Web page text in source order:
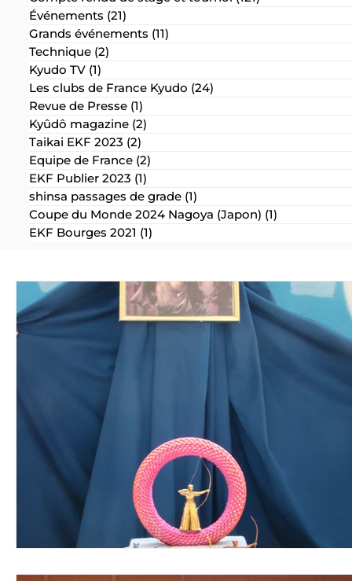
Événements (21)
Grands événements (11)
Technique (2)
Kyudo TV (1)
Les clubs de France Kyudo (24)
Revue de Presse (1)
Kyûdô magazine (2)
Taikai EKF 2023 (2)
Equipe de France (2)
EKF Publier 2023 (1)
shinsa passages de grade (1)
Coupe du Monde 2024 Nagoya (Japon) (1)
EKF Bourges 2021 (1)